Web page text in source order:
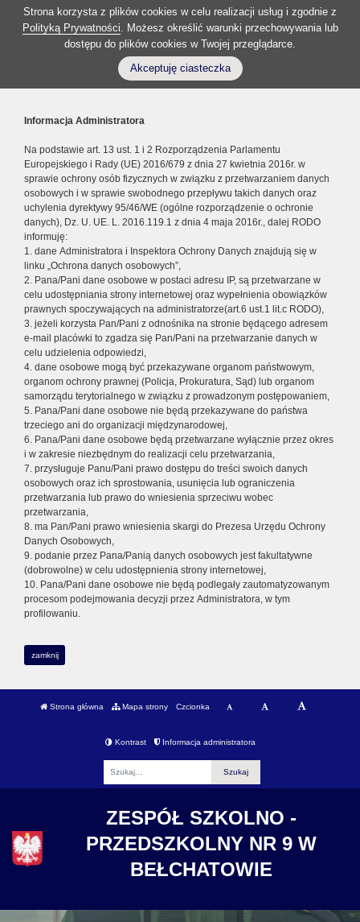
Strona korzysta z plików cookies w celu realizacji usług i zgodnie z
Polityką Prywatności. Możesz określić warunki przechowywania lub
dostępu do plików cookies w Twojej przeglądarce.
Akceptuję ciasteczka
Informacja Administratora
Na podstawie art. 13 ust. 1 i 2 Rozporządzenia Parlamentu
Europejskiego i Rady (UE) 2016/679 z dnia 27 kwietnia 2016r. w
sprawie ochrony osób fizycznych w związku z przetwarzaniem danych
osobowych i w sprawie swobodnego przepływu takich danych oraz
uchylenia dyrektywy 95/46/WE (ogólne rozporządzenie o ochronie
danych), Dz. U. UE. L. 2016.119.1 z dnia 4 maja 2016r., dalej RODO
informuję:
1. dane Administratora i Inspektora Ochrony Danych znajdują się w
linku „Ochrona danych osobowych”,
2. Pana/Pani dane osobowe w postaci adresu IP, są przetwarzane w
celu udostępniania strony internetowej oraz wypełnienia obowiązków
prawnych spoczywających na administratorze(art.6 ust.1 lit.c RODO),
3. jeżeli korzysta Pan/Pani z odnośnika na stronie będącego adresem
e-mail placówki to zgadza się Pan/Pani na przetwarzanie danych w
celu udzielenia odpowiedzi,
4. dane osobowe mogą być przekazywane organom państwowym,
organom ochrony prawnej (Policja, Prokuratura, Sąd) lub organom
samorządu terytorialnego w związku z prowadzonym postępowaniem,
5. Pana/Pani dane osobowe nie będą przekazywane do państwa
trzeciego ani do organizacji międzynarodowej,
6. Pana/Pani dane osobowe będą przetwarzane wyłącznie przez okres
i w zakresie niezbędnym do realizacji celu przetwarzania,
7. przysługuje Panu/Pani prawo dostępu do treści swoich danych
osobowych oraz ich sprostowania, usunięcia lub ograniczenia
przetwarzania lub prawo do wniesienia sprzeciwu wobec
przetwarzania,
8. ma Pan/Pani prawo wniesienia skargi do Prezesa Urzędu Ochrony
Danych Osobowych,
9. podanie przez Pana/Panią danych osobowych jest fakultatywne
(dobrowolne) w celu udostępnienia strony internetowej,
10. Pana/Pani dane osobowe nie będą podlegały zautomatyzowanym
procesom podejmowania decyzji przez Administratora, w tym
profilowaniu.
zamknij
Strona główna Mapa strony Czcionka
Kontrast Informacja administratora
ZESPÓŁ SZKOLNO -
PRZEDSZKOLNY NR 9 W
BEŁCHATOWIE